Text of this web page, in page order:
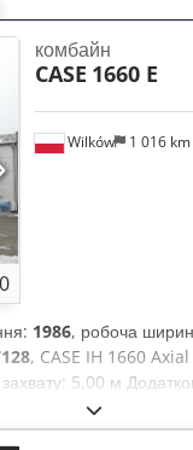
Wilków 1 016 km
комбайн
CASE 1660 E
1986, робоча
, CASE IH 1660
5,00 м